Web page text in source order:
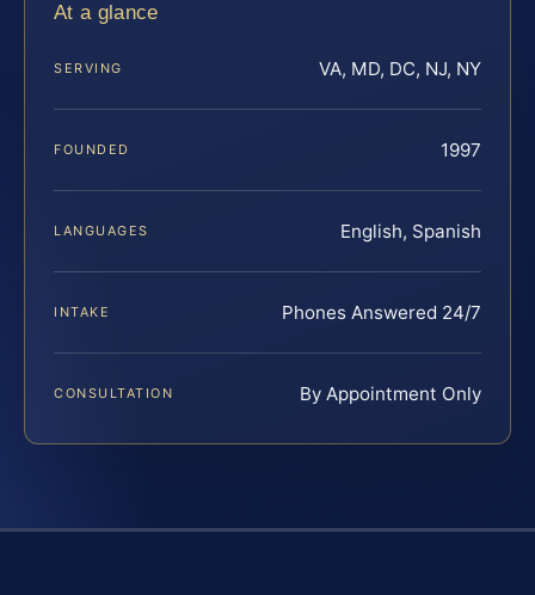
At a glance
SERVING VA, MD, DC, NJ, NY
FOUNDED 1997
LANGUAGES English, Spanish
INTAKE Phones Answered 24/7
CONSULTATION By Appointment Only